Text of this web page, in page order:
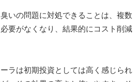
いの問題に対処できることは、複数
要がなくなり、結果的にコスト削減
ラは初期投資としては高く感じられ